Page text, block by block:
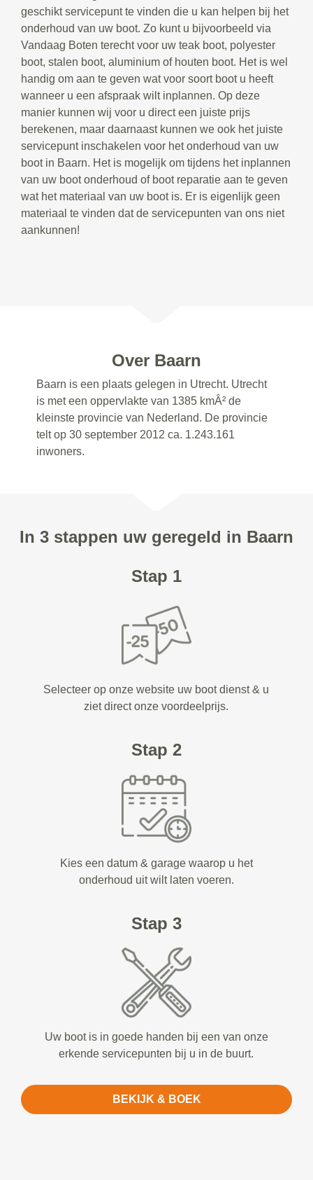
geschikt servicepunt te vinden die u kan helpen bij het
onderhoud van uw boot. Zo kunt u bijvoorbeeld via
Vandaag Boten terecht voor uw teak boot, polyester
boot, stalen boot, aluminium of houten boot. Het is wel
handig om aan te geven wat voor soort boot u heeft
wanneer u een afspraak wilt inplannen. Op deze
manier kunnen wij voor u direct een juiste prijs
berekenen, maar daarnaast kunnen we ook het juiste
servicepunt inschakelen voor het onderhoud van uw
boot in Baarn. Het is mogelijk om tijdens het inplannen
van uw boot onderhoud of boot reparatie aan te geven
wat het materiaal van uw boot is. Er is eigenlijk geen
materiaal te vinden dat de servicepunten van ons niet
aankunnen!
Over Baarn
Baarn is een plaats gelegen in Utrecht. Utrecht
is met een oppervlakte van 1385 kmÂ² de
kleinste provincie van Nederland. De provincie
telt op 30 september 2012 ca. 1.243.161
inwoners.
In 3 stappen uw geregeld in Baarn
Stap 1
Selecteer op onze website uw boot dienst & u
ziet direct onze voordeelprijs.
Stap 2
Kies een datum & garage waarop u het
onderhoud uit wilt laten voeren.
Stap 3
Uw boot is in goede handen bij een van onze
erkende servicepunten bij u in de buurt.
BEKIJK & BOEK